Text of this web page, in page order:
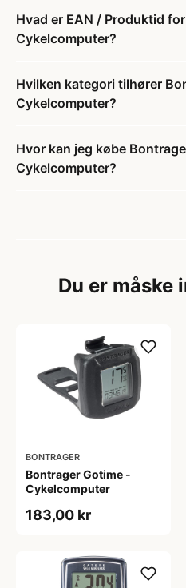
Hvad er EAN / Produktid
Cykelcomputer?
Hvilken kategori tilhører
Cykelcomputer?
Hvor kan jeg købe
Cykelcomputer?
Du er måske
BONTRAGER
Bontrager Gotime -
Cykelcomputer
183,00 kr